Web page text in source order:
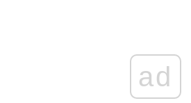
ad